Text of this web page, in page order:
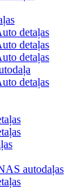
detaļas
detaļas
detaļas
detaļas
autodaļas